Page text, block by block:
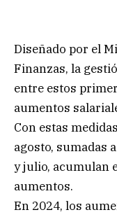
Diseñado por el
Finanzas, la
entre estos
aumentos
Con estas
agosto, sumadas
y julio, acumulan
aumentos.
En 2024, los